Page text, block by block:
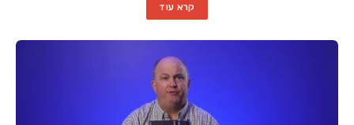
קרא עוד